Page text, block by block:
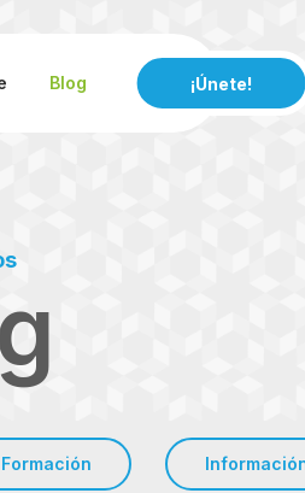
Blog ¡Únete!
Formación